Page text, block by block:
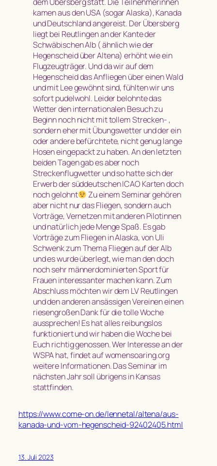
kamen aus den USA (sogar Alaska), Kanada
und Deutschland angereist. Der Übersberg
liegt bei Reutlingen an der Kante der
Schwäbischen Alb ( ähnlich wie der
Hegenscheid über Altena) erhöht wie ein
Flugzeugträger. Und da wir auf dem
Hegenscheid das Anfliegen über einen Wald
und mit Lee gewöhnt sind, fühlten wir uns
sofort pudelwohl. Leider belohnte das
Wetter den internationalen Besuch zu
Beginn noch nicht mit tollem Strecken- ,
sondern eher mit Übungswetter und der ein
oder andere befürchtete, nicht genug lange
Hosen eingepackt zu haben. An den letzten
beiden Tagen gab es aber noch
Streckenflugwetter und so hatte sich der
Erwerb der süddeutschen ICAO Karten doch
noch gelohnt
Zu einem Seminar gehören
aber nicht nur das Fliegen, sondern auch
Vorträge, Vernetzen mit anderen Pilotinnen
und natürlich jede Menge Spaß. Es gab
Vorträge zum Fliegen in Alaska, von Uli
Schwenk zum Thema Fliegen auf der Alb
und es wurde überlegt, wie man den doch
noch sehr männerdominierten Sport für
Frauen interessanter machen kann. Zum
Abschluss möchten wir dem LV Reutlingen
und den anderen ansässigen Vereinen einen
riesengroßen Dank für die tolle Woche
aussprechen! Es hat alles reibungslos
funktioniert und wir haben die Woche bei
Euch richtig genossen. Wer Interesse an der
WSPA hat, findet auf womensoaring.org
weitere Informationen. Das Seminar im
nächsten Jahr soll übrigens in Kansas
stattfinden.
https://www.come-on.de/lennetal/altena/aus-
kanada-und-vom-hegenscheid-92402405.html
13. Juli 2023